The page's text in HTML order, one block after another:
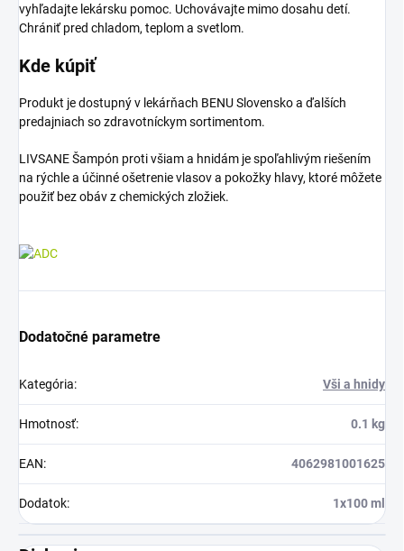
vyhľadajte lekársku pomoc. Uchovávajte mimo dosahu detí.
Chrániť pred chladom, teplom a svetlom.
Kde kúpiť
Produkt je dostupný v lekárňach BENU Slovensko a ďalších
predajniach so zdravotníckym sortimentom.
LIVSANE Šampón proti všiam a hnidám je spoľahlivým riešením
na rýchle a účinné ošetrenie vlasov a pokožky hlavy, ktoré môžete
použiť bez obáv z chemických zložiek.
Dodatočné parametre
Kategória: Vši a hnidy
Hmotnosť: 0.1 kg
EAN: 4062981001625
Dodatok: 1x100 ml